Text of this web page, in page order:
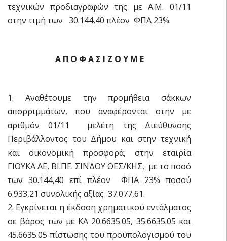
τεχνικών προδιαγραφών της με Α.Μ. 01/11
στην τιμή των  30.144,40 πλέον ΦΠΑ 23%.
Α Π Ο Φ Α Σ Ι Ζ Ο Υ Μ Ε
1. Αναθέτουμε την προμήθεια σάκκων
απορριμμάτων, που αναφέρονται στην με
αριθμόν 01/11 μελέτη της Διεύθυνσης
Περιβάλλοντος του Δήμου και στην τεχνική
και οικονομική προσφορά, στην εταιρία
ΓΙΟΥΚΑ ΑΕ, ΒΙ.ΠΕ. ΣΙΝΔΟΥ ΘΕΣ/ΚΗΣ, με το ποσό
των 30.144,40 επί πλέον ΦΠΑ 23% ποσού
6.933,21 συνολικής αξίας 37.077,61.
2. Εγκρίνεται η έκδοση χρηματικού εντάλματος
σε βάρος των με ΚΑ 20.6635.05, 35.6635.05 και
45.6635.05 πίστωσης του προϋπολογισμού του